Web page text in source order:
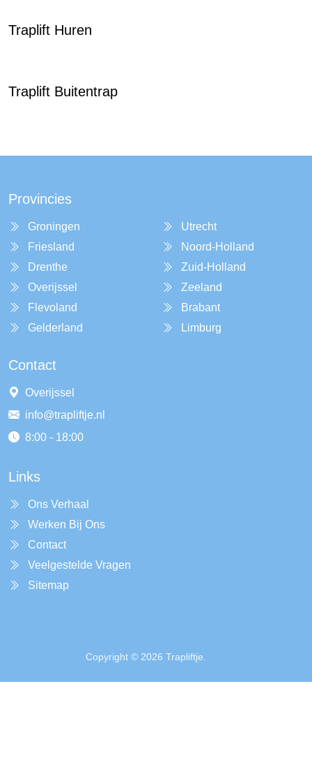
Traplift Huren
Traplift Buitentrap
Provincies
Groningen
Friesland
Drenthe
Overijssel
Flevoland
Gelderland
Utrecht
Noord-Holland
Zuid-Holland
Zeeland
Brabant
Limburg
Contact
Overijssel
info@trapliftje.nl
8:00 - 18:00
Links
Ons Verhaal
Werken Bij Ons
Contact
Veelgestelde Vragen
Sitemap
Copyright © 2026 Trapliftje.